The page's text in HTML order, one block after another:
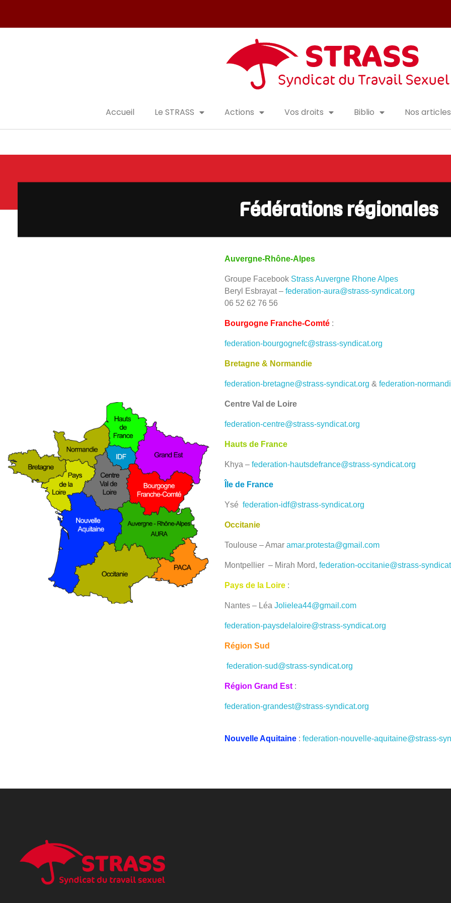
Accueil Le STRASS Actions Vos droits Biblio Nos articles
Fédérations régionales
Auvergne-Rhône-Alpes
Groupe Facebook Strass Auvergne Rhone Alpes
Beryl Esbrayat – federation-aura@strass-syndicat.org
06 52 62 76 56
Bourgogne Franche-Comté:
federation-bourgognefc@strass-syndicat.org
Bretagne & Normandie
federation-bretagne@strass-syndicat.org & federation-
Centre Val de Loire
federation-centre@strass-syndicat.org
Hauts de France
Khya – federation-hautsdefrance@strass-syndicat.org
Île de France
Ysé federation-idf@strass-syndicat.org
Occitanie
Toulouse – Amar amar.protesta@gmail.com
Montpellier – Mirah Mord, federation-occitanie@strass-
Pays de la Loire:
Nantes – Léa Jolielea44@gmail.com
federation-paysdelaloire@strass-syndicat.org
Région Sud
federation-sud@strass-syndicat.org
Région Grand Est:
federation-grandest@strass-syndicat.org
Nouvelle Aquitaine: federation-nouvelle-aquitaine@strass-